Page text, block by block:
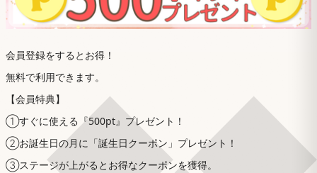
会員登録をするとお得！
無料で利用できます。
【会員特典】
①すぐに使える『500pt』プレゼント！
②お誕生日の月に「誕生日クーポン」プレゼント！
③ステージが上がるとお得なクーポンを獲得。